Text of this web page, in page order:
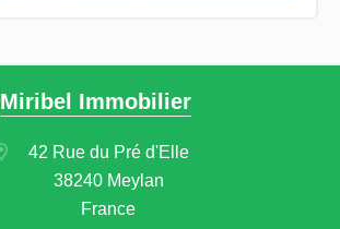
Miribel Immobilier
42 Rue du Pré d'Elle
38240 Meylan
France